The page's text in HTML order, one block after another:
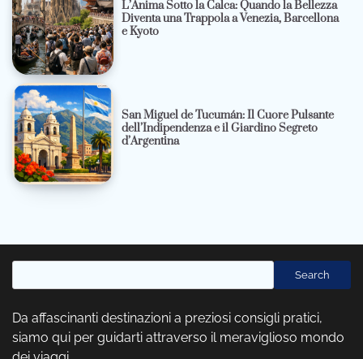
L’Anima Sotto la Calca: Quando la Bellezza
Diventa una Trappola a Venezia, Barcellona
e Kyoto
San Miguel de Tucumán: Il Cuore Pulsante
dell’Indipendenza e il Giardino Segreto
d’Argentina
Search
Da affascinanti destinazioni a preziosi consigli pratici,
siamo qui per guidarti attraverso il meraviglioso mondo